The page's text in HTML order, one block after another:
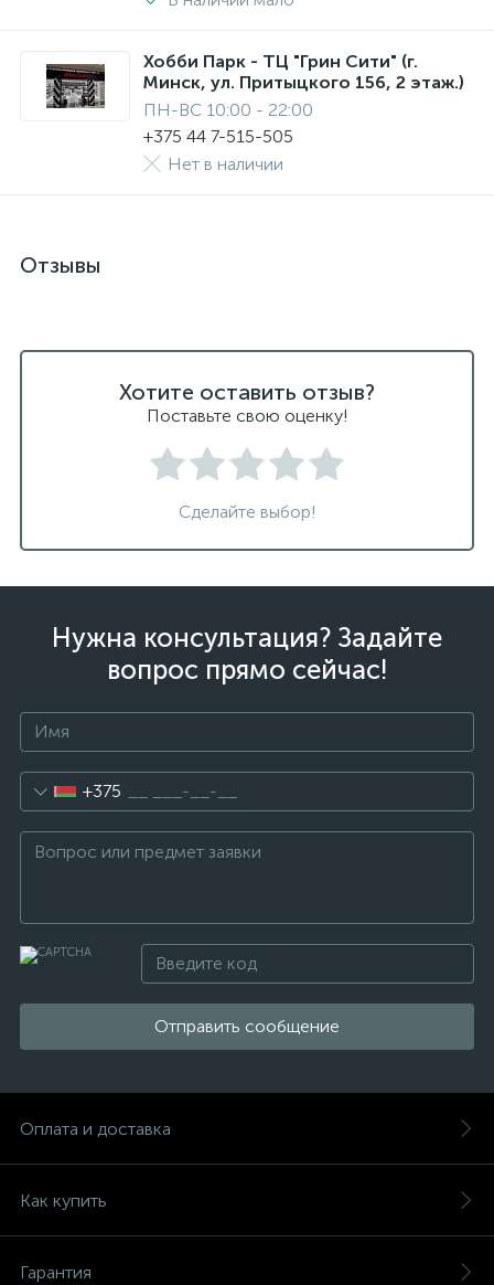
Хобби Парк - ТЦ "Грин Сити" (г.
Минск, ул. Притыцкого 156, 2 этаж.)
ПН-ВС 10:00 - 22:00
+375 44 7-515-505
Нет в наличии
Отзывы
Хотите оставить отзыв?
Поставьте свою оценку!
Сделайте выбор!
Нужна консультация? Задайте
вопрос прямо сейчас!
+375
Отправить сообщение
Оплата и доставка
Как купить
Гарантия